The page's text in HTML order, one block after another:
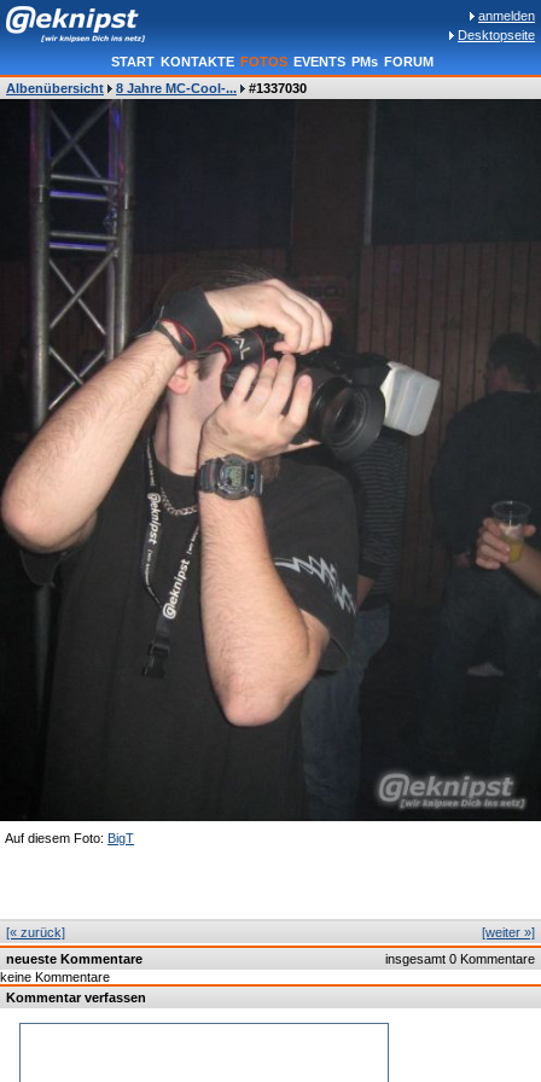
anmelden
Desktopseite
START KONTAKTE FOTOS EVENTS PMs FORUM
Albenübersicht
8 Jahre MC-Cool-... #1337030
Auf diesem Foto: BigT
[weiter »]
[« zurück]
insgesamt 0 Kommentare
neueste Kommentare
keine Kommentare
Kommentar verfassen